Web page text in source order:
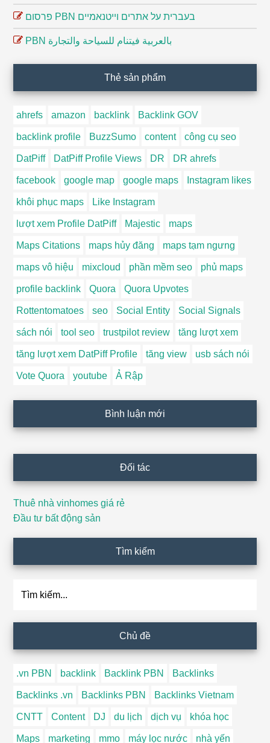
פרסום PBN בעברית על אתרים וייטנאמיים
PBN بالعربية فيتنام للسياحة والتجارة
Thẻ sản phẩm
ahrefs amazon backlink Backlink GOV
backlink profile BuzzSumo content công cụ seo
DatPiff DatPiff Profile Views DR DR ahrefs
facebook google map google maps Instagram likes
khôi phục maps Like Instagram
lượt xem Profile DatPiff Majestic maps
Maps Citations maps hủy đăng maps tạm ngưng
maps vô hiệu mixcloud phần mềm seo phủ maps
profile backlink Quora Quora Upvotes
Rottentomatoes seo Social Entity Social Signals
sách nói tool seo trustpilot review tăng lượt xem
tăng lượt xem DatPiff Profile tăng view usb sách nói
Vote Quora youtube Ả Rập
Bình luận mới
Đối tác
Thuê nhà vinhomes giá rẻ
Đầu tư bất động sản
Tìm kiếm
Chủ đề
.vn PBN backlink Backlink PBN Backlinks
Backlinks .vn Backlinks PBN Backlinks Vietnam
CNTT Content DJ du lịch dịch vụ khóa học
Maps marketing mmo máy lọc nước nhà yến